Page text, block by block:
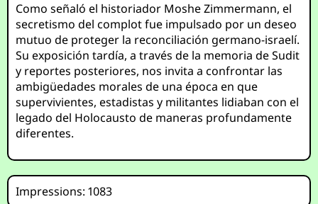
Como señaló el historiador Moshe Zimmermann, el
secretismo del complot fue impulsado por un deseo
mutuo de proteger la reconciliación germano-israelí.
Su exposición tardía, a través de la memoria de Sudit
y reportes posteriores, nos invita a confrontar las
ambigüedades morales de una época en que
supervivientes, estadistas y militantes lidiaban con el
legado del Holocausto de maneras profundamente
diferentes.
Impressions: 1083